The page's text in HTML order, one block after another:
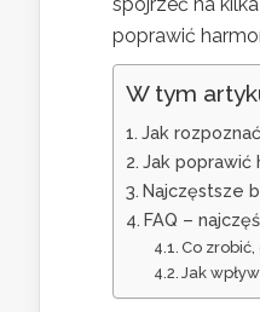
poprawić
W tym
Jak
Jak poprawić
Najczęstsze
FAQ –
Co
Jak